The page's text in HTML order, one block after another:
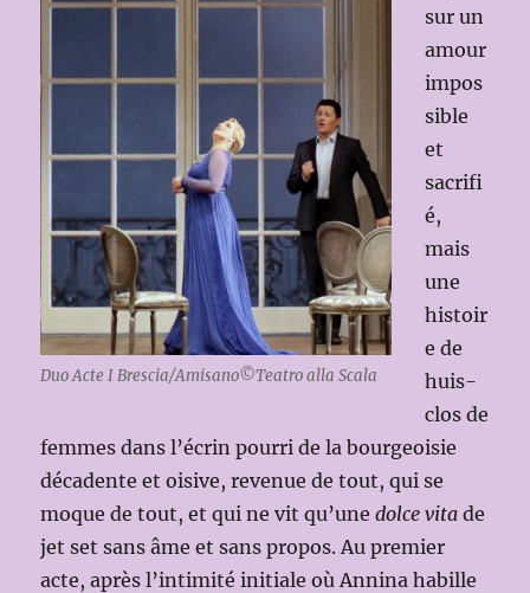
Duo Acte I Brescia/Amisano©Teatro alla Scala
sur un
amour
impos
sible
et
sacrifi
é,
mais
une
histoir
e de
huis-
clos de
femmes dans l’écrin pourri de la bourgeoisie
décadente et oisive, revenue de tout, qui se
moque de tout, et qui ne vit qu’unedolce vita de
jet set sans âme et sans propos. Au premier
acte, après l’intimité initiale où Annina habille